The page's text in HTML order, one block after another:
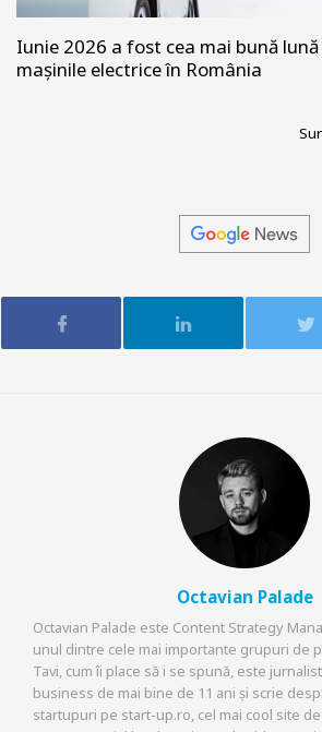
Iunie 2026 a fost cea mai bună
mașinile electrice în România
Octavian Palade
Octavian Palade este Content Strategy
unul dintre cele mai importante grupuri de
Tavi, cum îi place să i se spună, este
business de mai bine de 11 ani și scrie
startupuri pe start-up.ro, cel mai cool site